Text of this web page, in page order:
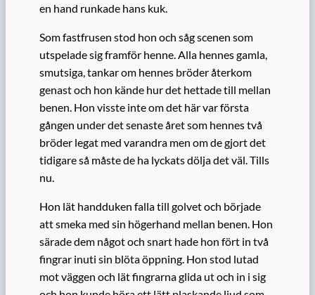
en hand runkade hans kuk.
Som fastfrusen stod hon och såg scenen som
utspelade sig framför henne. Alla hennes gamla,
smutsiga, tankar om hennes bröder återkom
genast och hon kände hur det hettade till mellan
benen. Hon visste inte om det här var första
gången under det senaste året som hennes två
bröder legat med varandra men om de gjort det
tidigare så måste de ha lyckats dölja det väl. Tills
nu.
Hon lät handduken falla till golvet och började
att smeka med sin högerhand mellan benen. Hon
särade dem något och snart hade hon fört in två
fingrar inuti sin blöta öppning. Hon stod lutad
mot väggen och lät fingrarna glida ut och in i sig